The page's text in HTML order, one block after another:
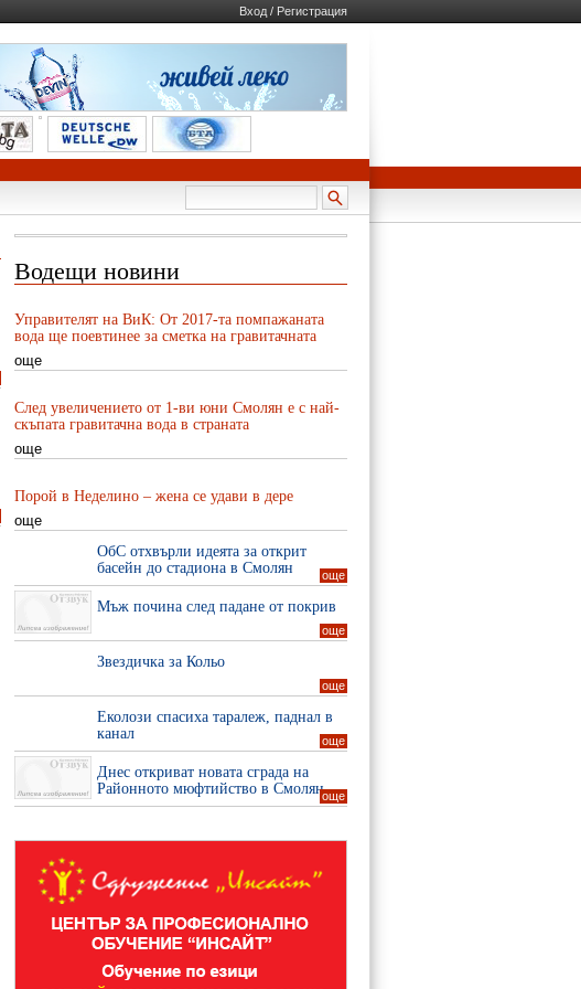
Вход / Регистрация
Водещи новини
Управителят на ВиК: От 2017-та помпажаната
вода ще поевтинее за сметка на гравитачната
още
След увеличението от 1-ви юни Смолян е с най-
скъпата гравитачна вода в страната
още
Порой в Неделино – жена се удави в дере
още
ОбС отхвърли идеята за открит
басейн до стадиона в Смолян
още
Мъж почина след падане от покрив
още
Звездичка за Кольо
още
Еколози спасиха таралеж, паднал в
канал
още
Днес откриват новата сграда на
Районното мюфтийство в Смоляноще